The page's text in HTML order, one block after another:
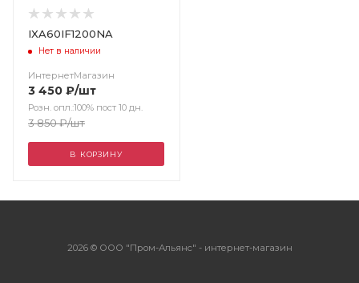
IXA60IF1200NA
Нет в наличии
ИнтернетМагазин
3 450 ₽/шт
Розн. опл.:100% пост 10 дн.
3 850₽/шт
В КОРЗИНУ
2026 © ООО "Пром-Альянс" - интернет-магазин